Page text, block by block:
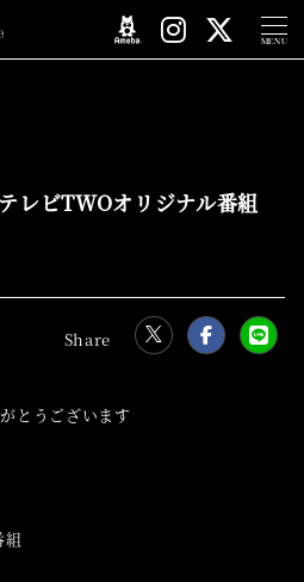
MENU
レビTWOオリジナル番組
とうございます
組